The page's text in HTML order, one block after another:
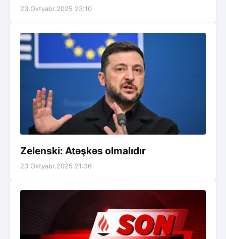
23.Oktyabr.2025 23:10
Zelenski: Atəşkəs olmalıdır
23.Oktyabr.2025 21:36